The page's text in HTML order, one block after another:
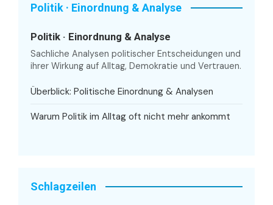
Politik · Einordnung & Analyse
Politik · Einordnung & Analyse
Sachliche Analysen politischer Entscheidungen und
ihrer Wirkung auf Alltag, Demokratie und Vertrauen.
Überblick: Politische Einordnung & Analysen
Warum Politik im Alltag oft nicht mehr ankommt
Schlagzeilen